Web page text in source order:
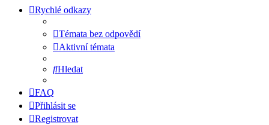
Rychlé odkazy
Témata bez odpovědí
Aktivní témata
Hledat
FAQ
Přihlásit se
Registrovat